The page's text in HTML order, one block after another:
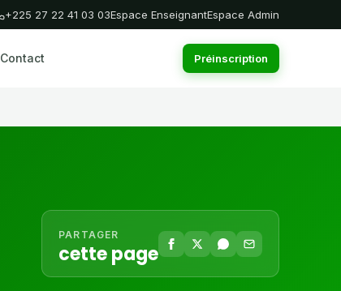
+225 27 22 41 03 03Espace EnseignantEspace Admin
Contact Préinscription
PARTAGER
cette page